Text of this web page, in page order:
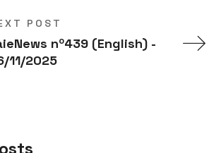
POST
nº439 (English) -
11/2025